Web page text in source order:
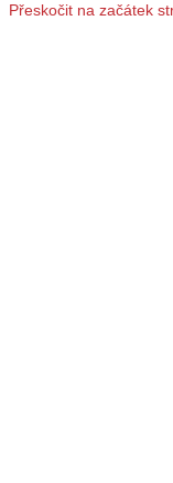
Přeskočit na začátek